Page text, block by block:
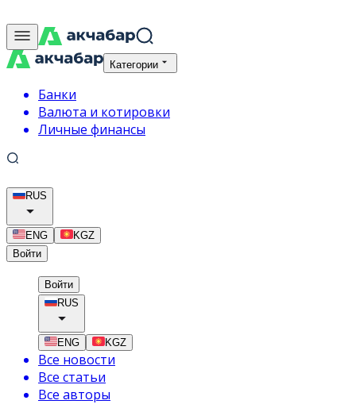
Категории
Банки
Валюта и котировки
Личные финансы
RUS
ENG
KGZ
Войти
Войти
RUS
ENG KGZ
Все новости
Все статьи
Все авторы